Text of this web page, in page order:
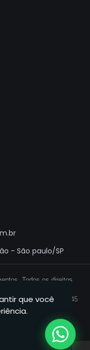
- São paulo/SP
Todos os direitos
35.165.631/0001-45
·Mapa do Site
que você